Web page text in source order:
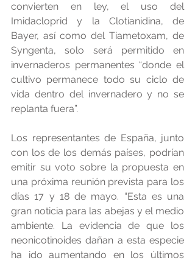
convierten en ley, el uso del
Imidacloprid y la Clotianidina, de
Bayer, así como del Tiametoxam, de
Syngenta, solo será permitido en
invernaderos permanentes “donde el
cultivo permanece todo su ciclo de
vida dentro del invernadero y no se
replanta fuera”.
Los representantes de España, junto
con los de los demás países, podrían
emitir su voto sobre la propuesta en
una próxima reunión prevista para los
días 17 y 18 de mayo. “Esta es una
gran noticia para las abejas y el medio
ambiente. La evidencia de que los
neonicotinoides dañan a esta especie
ha ido aumentando en los últimos